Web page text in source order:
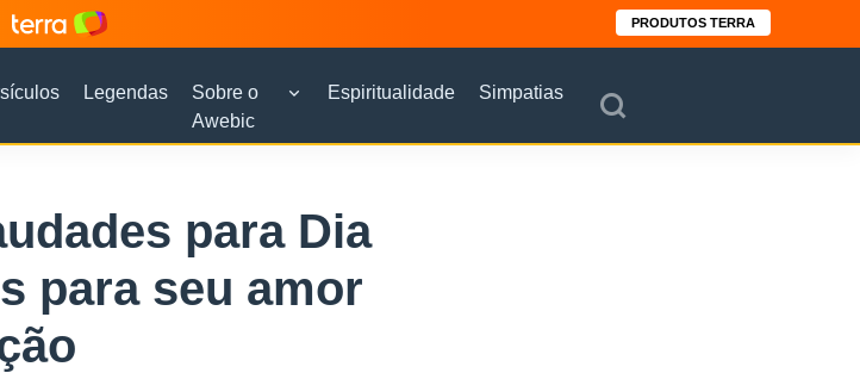
PRODUTOS TERRA
Legendas
Sobre o
Awebic
Espiritualidade Simpatias
para Dia
para seu amor